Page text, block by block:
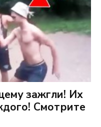
зажгли! Их
Смотрите